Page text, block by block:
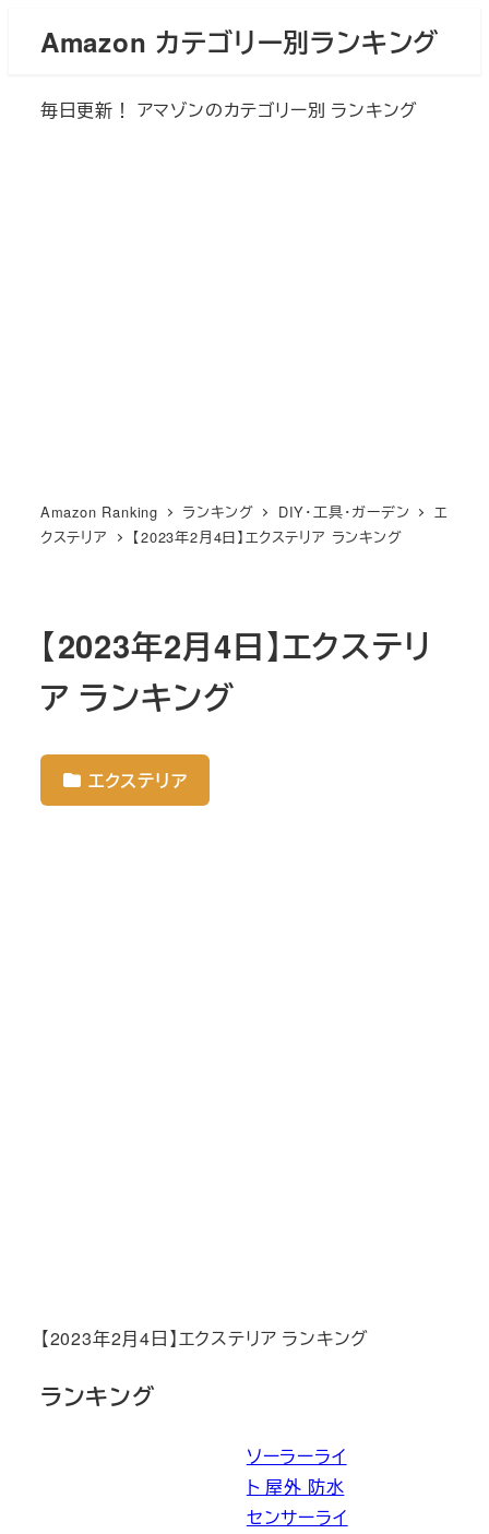
Amazon カテゴリー別ランキング
毎日更新！ アマゾンのカテゴリー別 ランキング
Amazon Ranking ランキング DIY・工具・ガーデン
エ
クステリア
【2023年2月4日】エクステリア ランキング
【2023年2月4日】エクステリ
ア ランキング
エクステリア
【2023年2月4日】エクステリア ランキング
ランキング
ソーラーライ
ト 屋外 防水
センサーライ